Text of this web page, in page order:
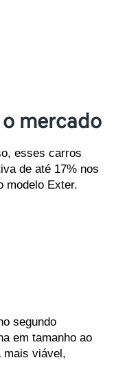
mercado
esses carros
de até 17% nos
modelo Exter.
segundo
em tamanho ao
mais viável,